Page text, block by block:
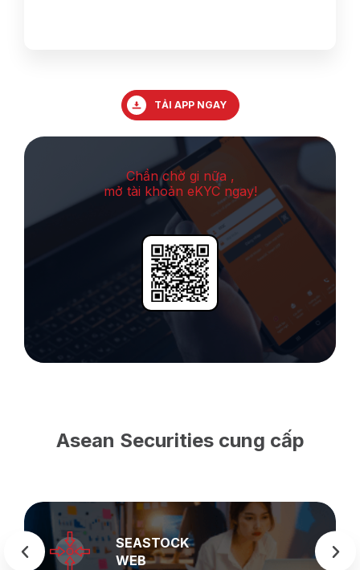
TẢI APP NGAY
Chần chờ gi nữa ,
mở tài khoản eKYC ngay!
Asean Securities cung cấp
SEASTOCK
WEB